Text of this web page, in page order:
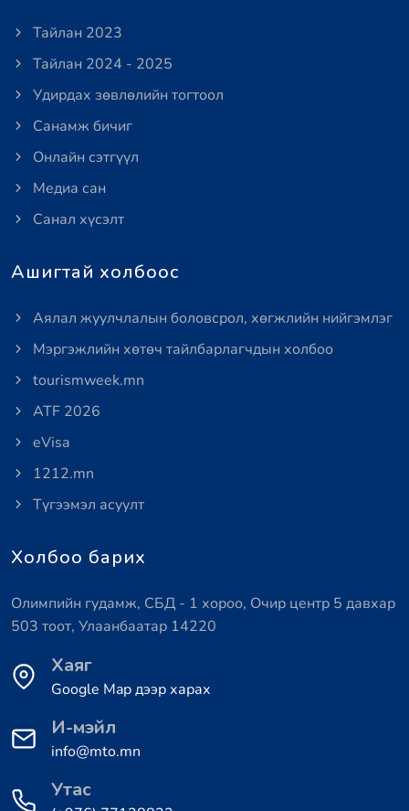
Тайлан 2023
Тайлан 2024 - 2025
Удирдах зөвлөлийн тогтоол
Санамж бичиг
Онлайн сэтгүүл
Медиа сан
Санал хүсэлт
Ашигтай холбоос
Аялал жуулчлалын боловсрол, хөгжлийн нийгэмлэг
Мэргэжлийн хөтөч тайлбарлагчдын холбоо
tourismweek.mn
ATF 2026
eVisa
1212.mn
Түгээмэл асуулт
Холбоо барих
Олимпийн гудамж, СБД - 1 хороо, Очир центр 5 давхар
503 тоот, Улаанбаатар 14220
Хаяг
Google Map дээр харах
И-мэйл
info@mto.mn
Утас